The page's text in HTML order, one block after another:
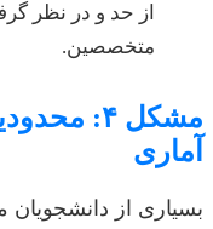
از حد و در نظر
متخصصین.
مشکل ۴:
آماری
بسیاری از دانشجویان